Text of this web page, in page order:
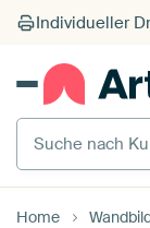
Suche nach
Home